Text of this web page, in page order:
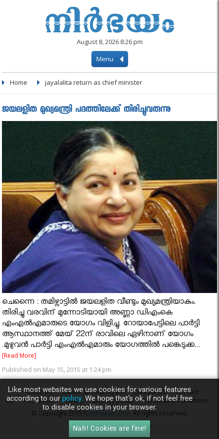
August 8, 2026 8:26 pm
Menu
Home jayalalita return as chief minister
ജയലളിത മുഖ്യമന്ത്രി പദത്തിലേക്ക് തിരിച്ചുവരുന്നു
ചെന്നൈ : തമിഴ്നാട്ടില്‍ ജയലളിത വീണ്ടും മുഖ്യമന്ത്രിയാകും.
തിരിച്ചു വരവിന് മുന്നോടിയായി അണ്ണാ ഡിഎംകെ
എംഎല്‍എമാരുടെ യോഗം വിളിച്ചു. റോയാപേട്ടിലെ പാര്‍ട്ടി
ആസ്ഥാനത്ത് മേയ് 22ന് രാവിലെ ഏഴിനാണ് യോഗം
.മുഴുവന്‍ പാര്‍ട്ടി എംഎല്‍എമാരും യോഗത്തില്‍ പങ്കെടുക്ക...
[Read More]
Published on May 15, 2015 at 1:24 pm
About Us Career @ Nirbhayam Categories
Contact
Us
Feedback Privacy privacy policy
Terms and Conditions
© Copyright 2015 Nirbhayam.com. All rights reserved.
Like most websites we use cookies for various features
according to our policy. We hope that’s ok, if not feel free
to disable cookies in your browser.
Nah! Cookies are fine!